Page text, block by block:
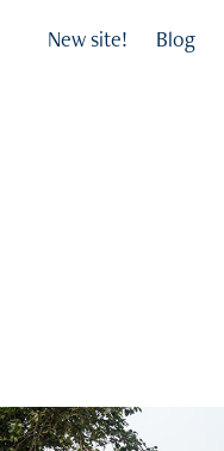
New site! Blog